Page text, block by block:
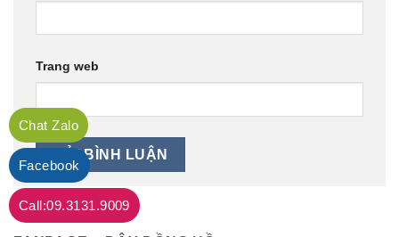
Trang web
Chat Zalo
Facebook
Call:09.3131.9009